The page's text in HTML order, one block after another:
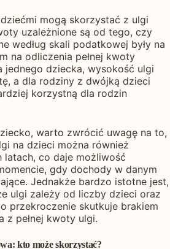
mogą skorzystać z ulgi
uzależnione są od tego, czy
według skali podatkowej były na
na odliczenia pełnej kwoty
jednego dziecka, wysokość ulgi
a dla rodziny z dwójką dzieci
korzystną dla rodzin
warto zwrócić uwagę na to,
na dzieci można również
latach, co daje możliwość
gdy dochody w danym
Jednakże bardzo istotne jest,
ulgi zależy od liczby dzieci oraz
przekroczenie skutkuje brakiem
z pełnej kwoty ulgi.
kto może skorzystać?